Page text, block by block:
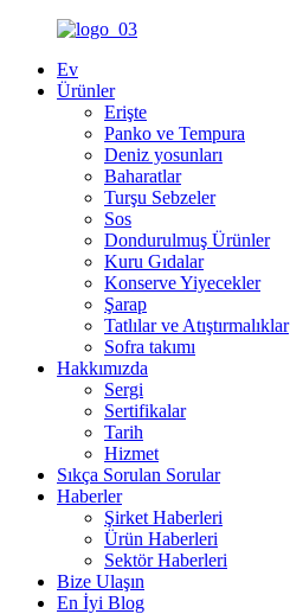
Ev
Ürünler
Erişte
Panko ve Tempura
Deniz yosunları
Baharatlar
Turşu Sebzeler
Sos
Dondurulmuş Ürünler
Kuru Gıdalar
Konserve Yiyecekler
Şarap
Tatlılar ve Atıştırmalıklar
Sofra takımı
Hakkımızda
Sergi
Sertifikalar
Tarih
Hizmet
Sıkça Sorulan Sorular
Haberler
Şirket Haberleri
Ürün Haberleri
Sektör Haberleri
Bize Ulaşın
En İyi Blog